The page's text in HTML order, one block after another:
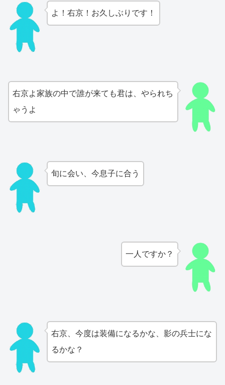
よ！右京！お久しぶりです！
右京よ家族の中で誰が来ても君は、やられち
ゃうよ
旬に会い、今息子に合う
一人ですか？
右京、今度は装備になるかな、影の兵士にな
るかな？